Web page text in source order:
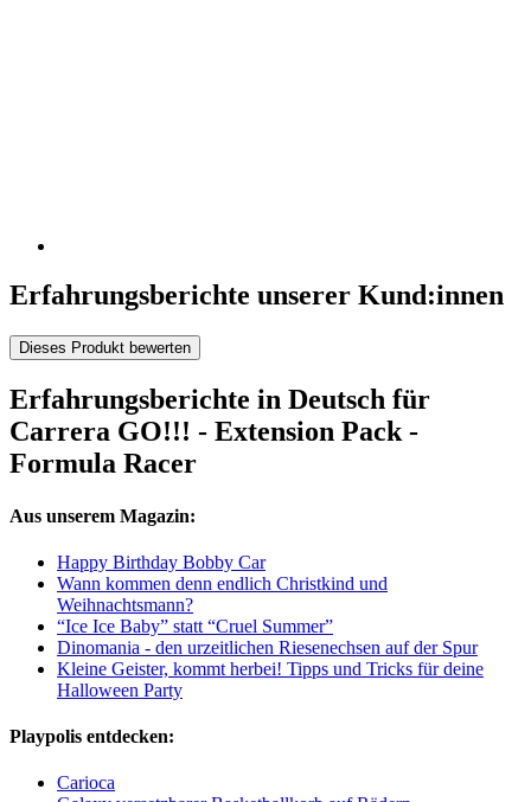
Erfahrungsberichte unserer Kund:innen
Dieses Produkt bewerten
Erfahrungsberichte in Deutsch für
Carrera GO!!! - Extension Pack -
Formula Racer
Aus unserem Magazin:
Happy Birthday Bobby Car
Wann kommen denn endlich Christkind und
Weihnachtsmann?
“Ice Ice Baby” statt “Cruel Summer”
Dinomania - den urzeitlichen Riesenechsen auf der Spur
Kleine Geister, kommt herbei! Tipps und Tricks für deine
Halloween Party
Playpolis entdecken:
Carioca